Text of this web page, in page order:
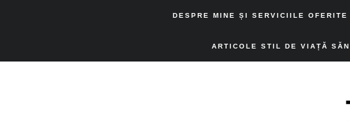
DESPRE MINE ȘI SERVICIILE OFERITE
ARTICOLE STIL DE VIAȚĂ